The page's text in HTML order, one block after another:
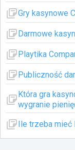
Gry kasynowe
Darmowe
Playtika
Publiczność
Która gra
wygranie
Ile trzeba mieć